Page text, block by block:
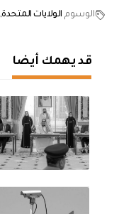
الوسوم الولايات المتحدة
قد يهمك أيضا